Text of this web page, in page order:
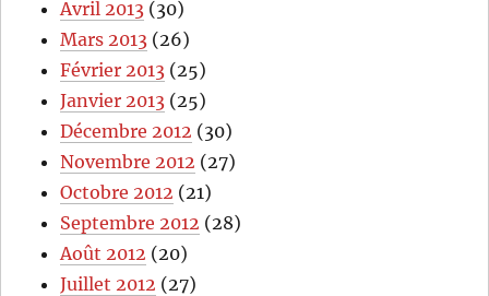
Avril 2013 (30)
Mars 2013 (26)
Février 2013 (25)
Janvier 2013 (25)
Décembre 2012 (30)
Novembre 2012 (27)
Octobre 2012 (21)
Septembre 2012 (28)
Août 2012 (20)
Juillet 2012 (27)